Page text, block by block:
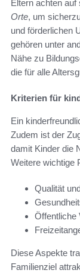
Eltern achten auf
Orte, um
und förderlichen
gehören unter
Nähe zu
die für alle
Kriterien für
Ein
Zudem ist der
damit Kinder die
Weitere wichtige
Qualität
Öffentliche
Diese Aspekte
Familienziel